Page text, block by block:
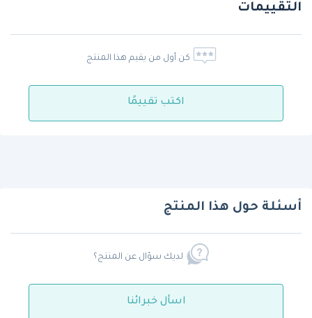
التقييمات
كن أول من يقيم هذا المنتج
اكتب تقييمًا
أسئلة حول هذا المنتج
لديك سؤال عن المنتج؟
اسأل خبرائنا